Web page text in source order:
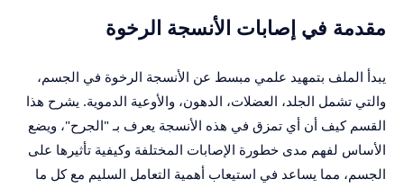
مقدمة في إصابات الأنسجة الرخوة
يبدأ الملف بتمهيد علمي مبسط عن الأنسجة الرخوة في الجسم،
والتي تشمل الجلد، العضلات، الدهون، والأوعية الدموية. يشرح هذا
القسم كيف أن أي تمزق في هذه الأنسجة يعرف بـ "الجرح"، ويضع
الأساس لفهم مدى خطورة الإصابات المختلفة وكيفية تأثيرها على
الجسم، مما يساعد في استيعاب أهمية التعامل السليم مع كل ما